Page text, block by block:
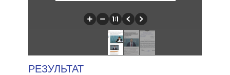
РЕЗУЛЬТАТ